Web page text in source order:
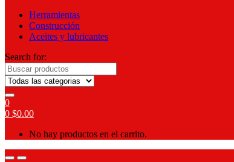
Herramientas
Construcción
Aceites y lubricantes
Search for:
0
0 $0.00
No hay productos en el carrito.